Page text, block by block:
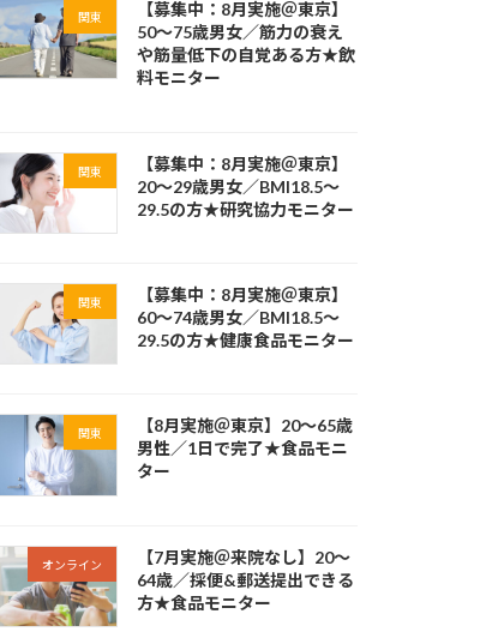
関東
【募集中：8月実施＠東京】
50～75歳男女／筋力の衰え
や筋量低下の自覚ある方★飲
料モニター
関東
【募集中：8月実施＠東京】
20～29歳男女／BMI18.5～
29.5の方★研究協力モニター
関東
【募集中：8月実施＠東京】
60～74歳男女／BMI18.5～
29.5の方★健康食品モニター
関東
【8月実施＠東京】20～65歳
男性／1日で完了★食品モニ
ター
オンライン
【7月実施＠来院なし】20～
64歳／採便&郵送提出できる
方★食品モニター